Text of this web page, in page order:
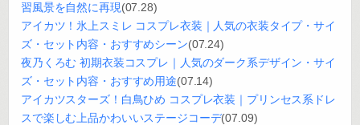
習風景を自然に再現(07.28)
アイカツ！氷上スミレ コスプレ衣装｜人気の衣装タイプ・サイ
ズ・セット内容・おすすめシーン(07.24)
夜乃くろむ 初期衣装コスプレ｜人気のダーク系デザイン・サイ
ズ・セット内容・おすすめ用途(07.14)
アイカツスターズ！白鳥ひめ コスプレ衣装｜プリンセス系ドレ
スで楽しむ上品かわいいステージコーデ(07.09)